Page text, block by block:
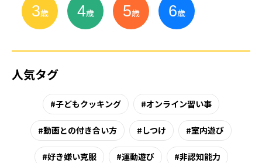
3歳 4歳 5歳 6歳
人気タグ
子どもクッキング オンライン習い事
動画との付き合い方 しつけ 室内遊び
好き嫌い克服 運動遊び 非認知能力